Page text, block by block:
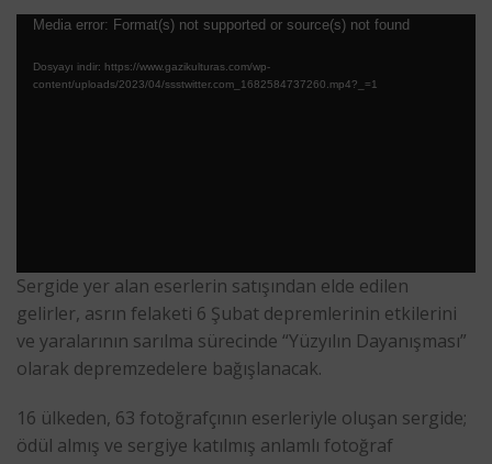
Video
Media error: Format(s) not supported or source(s) not found
Dosyayı indir: https://www.gazikulturas.com/wp-
content/uploads/2023/04/ssstwitter.com_1682584737260.mp4?_=1
Sergide yer alan eserlerin satışından elde edilen
gelirler, asrın felaketi 6 Şubat depremlerinin etkilerini
ve yaralarının sarılma sürecinde “Yüzyılın Dayanışması”
olarak depremzedelere bağışlanacak.
16 ülkeden, 63 fotoğrafçının eserleriyle oluşan sergide;
ödül almış ve sergiye katılmış anlamlı fotoğraf